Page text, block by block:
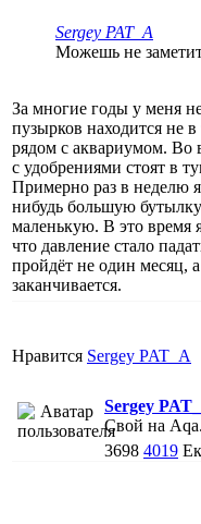
Sergey PAT_A
Можешь не
За многие годы у меня
пузырков находится не
рядом с аквариумом. Во
с удобрениями стоят в
Примерно раз в неделю
нибудь большую
маленькую. В это время
что давление стало
пройдёт не один месяц,
заканчивается.
Нравится Sergey PAT_A
Sergey
Свой на
3698 4019